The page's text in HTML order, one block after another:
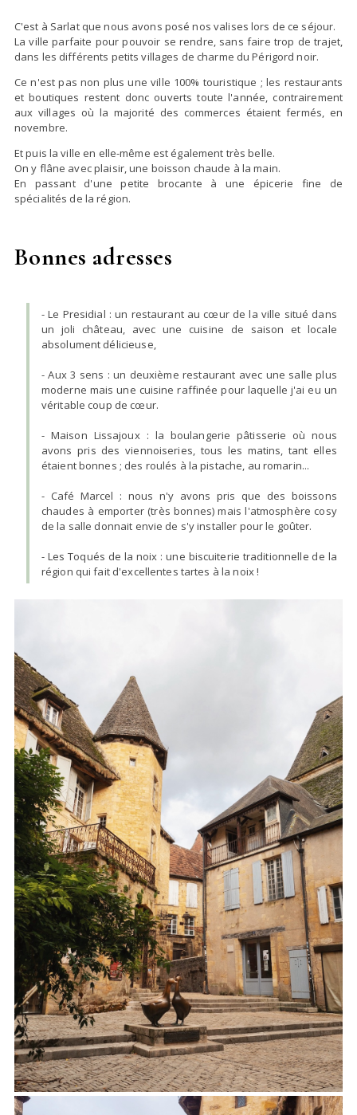
C'est à Sarlat que nous avons posé nos valises lors de ce séjour.
La ville parfaite pour pouvoir se rendre, sans faire trop de trajet,
dans les différents petits villages de charme du Périgord noir.
Ce n'est pas non plus une ville 100% touristique ; les restaurants
et boutiques restent donc ouverts toute l'année, contrairement
aux villages où la majorité des commerces étaient fermés, en
novembre.
Et puis la ville en elle-même est également très belle.
On y flâne avec plaisir, une boisson chaude à la main.
En passant d'une petite brocante à une épicerie fine de
spécialités de la région.
Bonnes adresses
- Le Presidial : un restaurant au cœur de la ville situé dans
un joli château, avec une cuisine de saison et locale
absolument délicieuse,
- Aux 3 sens : un deuxième restaurant avec une salle plus
moderne mais une cuisine raffinée pour laquelle j'ai eu un
véritable coup de cœur.
- Maison Lissajoux : la boulangerie pâtisserie où nous
avons pris des viennoiseries, tous les matins, tant elles
étaient bonnes ; des roulés à la pistache, au romarin...
- Café Marcel : nous n'y avons pris que des boissons
chaudes à emporter (très bonnes) mais l'atmosphère cosy
de la salle donnait envie de s'y installer pour le goûter.
- Les Toqués de la noix : une biscuiterie traditionnelle de la
région qui fait d'excellentes tartes à la noix !